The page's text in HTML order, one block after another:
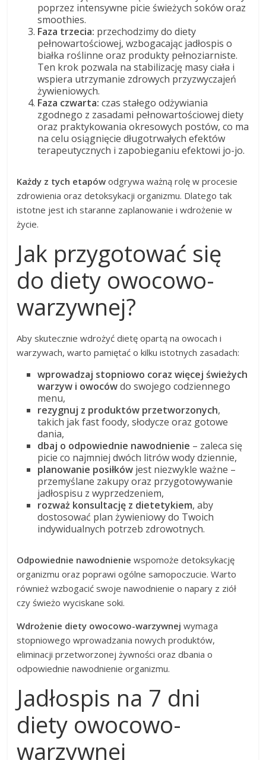
poprzez intensywne picie świeżych soków oraz
smoothies.
Faza trzecia: przechodzimy do diety
pełnowartościowej, wzbogacając jadłospis o
białka roślinne oraz produkty pełnoziarniste.
Ten krok pozwala na stabilizację masy ciała i
wspiera utrzymanie zdrowych przyzwyczajeń
żywieniowych.
Faza czwarta: czas stałego odżywiania
zgodnego z zasadami pełnowartościowej diety
oraz praktykowania okresowych postów, co ma
na celu osiągnięcie długotrwałych efektów
terapeutycznych i zapobieganiu efektowi jo-jo.
Każdy z tych etapów odgrywa ważną rolę w procesie
zdrowienia oraz detoksykacji organizmu. Dlatego tak
istotne jest ich staranne zaplanowanie i wdrożenie w
życie.
Jak przygotować się
do diety owocowo-
warzywnej?
Aby skutecznie wdrożyć dietę opartą na owocach i
warzywach, warto pamiętać o kilku istotnych zasadach:
wprowadzaj stopniowo coraz więcej świeżych
warzyw i owocówdo swojego codziennego
menu,
rezygnuj z produktów przetworzonych,
takich jak fast foody, słodycze oraz gotowe
dania,
dbaj o odpowiednie nawodnienie – zaleca się
picie co najmniej dwóch litrów wody dziennie,
planowanie posiłków jest niezwykle ważne –
przemyślane zakupy oraz przygotowywanie
jadłospisu z wyprzedzeniem,
rozważ konsultację z dietetykiem, aby
dostosować plan żywieniowy do Twoich
indywidualnych potrzeb zdrowotnych.
Odpowiednie nawodnienie wspomoże detoksykację
organizmu oraz poprawi ogólne samopoczucie. Warto
również wzbogacić swoje nawodnienie o napary z ziół
czy świeżo wyciskane soki.
Wdrożenie diety owocowo-warzywnej wymaga
stopniowego wprowadzania nowych produktów,
eliminacji przetworzonej żywności oraz dbania o
odpowiednie nawodnienie organizmu.
Jadłospis na 7 dni
diety owocowo-
warzywnej